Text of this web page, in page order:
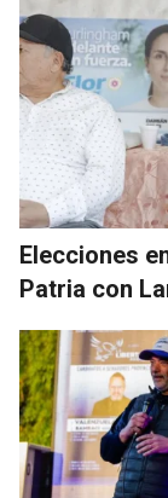
Elecciones
Patria con